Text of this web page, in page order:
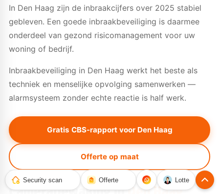
In Den Haag zijn de inbraakcijfers over 2025 stabiel
gebleven. Een goede inbraakbeveiliging is daarmee
onderdeel van gezond risicomanagement voor uw
woning of bedrijf.
Inbraakbeveiliging in Den Haag werkt het beste als
techniek en menselijke opvolging samenwerken —
alarmsysteem zonder echte reactie is half werk.
Gratis CBS-rapport voor Den Haag
Offerte op maat
CAMERABEWAKING
Security scan Offerte Lotte